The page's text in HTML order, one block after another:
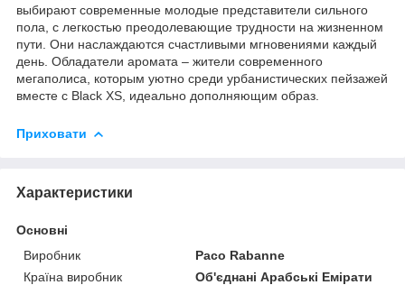
выбирают современные молодые представители сильного
пола, с легкостью преодолевающие трудности на жизненном
пути. Они наслаждаются счастливыми мгновениями каждый
день. Обладатели аромата – жители современного
мегаполиса, которым уютно среди урбанистических пейзажей
вместе с Black XS, идеально дополняющим образ.
Приховати
Характеристики
Основні
Виробник
Paco Rabanne
Країна виробник
Об'єднані Арабські Емірати